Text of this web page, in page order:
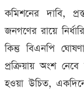
কমিশনের দাবি,
জনগণের রায়ে
কিন্তু বিএনপি
প্রক্রিয়ায় অংশ
হওয়া উচিত,